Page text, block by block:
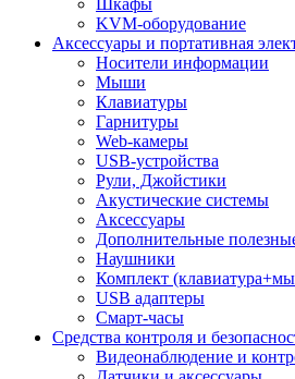
Шкафы
KVM-оборудование
Аксессуары и портативная
Носители информации
Мыши
Клавиатуры
Гарнитуры
Web-камеры
USB-устройства
Рули, Джойстики
Акустические системы
Аксессуары
Дополнительные
Наушники
Комплект
USB адаптеры
Смарт-часы
Средства контроля и
Видеонаблюдение и